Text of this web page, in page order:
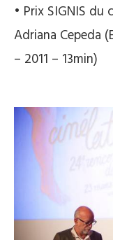
• Prix SIGNIS
Adriana Cepeda
– 2011 – 13min)